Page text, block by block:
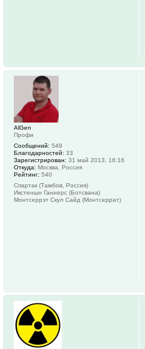
AlGen
Профи
Сообщений: 549
Благодарностей: 33
Зарегистрирован: 31 май 2013, 16:16
Откуда: Москва, Россия
Рейтинг: 540
Спартак (Тамбов, Россия)
Икстеншн Ганнерс (Ботсвана)
Монтсеррэт Скул Сайд (Монтсеррат)